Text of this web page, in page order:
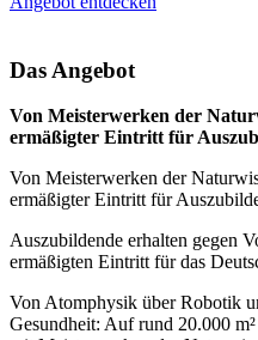
Das Angebot
Von Meisterwerken der
ermäßigter Eintritt für
Von Meisterwerken der
ermäßigter Eintritt für
Auszubildende erhalten gegen
ermäßigten Eintritt für das
Von Atomphysik über Robotik
Gesundheit: Auf rund 20.000